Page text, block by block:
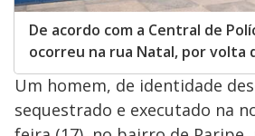
De acordo com a Central de
ocorreu na rua Natal, por volta
Um homem, de identidade
sequestrado e executado na